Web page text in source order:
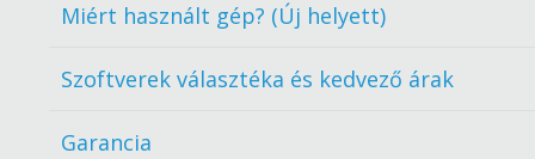
Miért használt gép? (Új helyett)
Szoftverek választéka és kedvező árak
Garancia